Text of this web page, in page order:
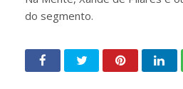
do segmento.